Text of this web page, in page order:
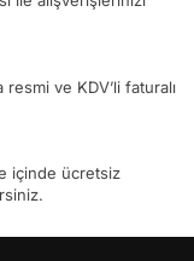
ve KDV’li faturalı
içinde ücretsiz